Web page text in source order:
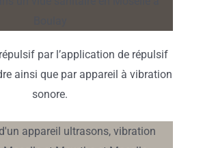
par l’application de répulsif
ainsi que par appareil à vibration
sonore.